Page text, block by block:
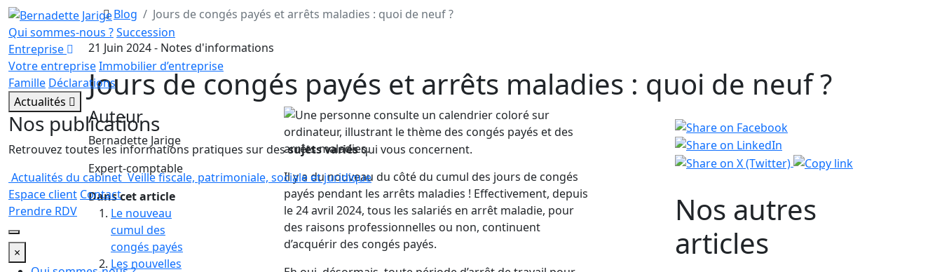
Qui sommes-nous ?Succession
Entreprise
Votre entrepriseImmobilier d’entreprise
Famille Déclarations
Actualités
Nos publications
Retrouvez toutes les informations pratiques sur dessujets variésqui vous concernent.
Actualités du cabinet Veille fiscale, patrimoniale, sociale et juridique
Espace client Contact
Prendre RDV
×
Blog Jours de congés payés et arrêts maladies : quoi de neuf ?
21 Juin 2024 - Notes d'informations
Jours de congés payés et arrêts maladies : quoi de neuf ?
Auteur
Bernadette Jarige
Expert-comptable
Dans cet article
Le nouveau
cumul des
congés payés
Les nouvelles
Il y a du nouveau du côté du cumul des jours de congés
payés pendant les arrêts maladies ! Effectivement, depuis
le 24 avril 2024, tous les salariés en arrêt maladie, pour
des raisons professionnelles ou non, continuent
d’acquérir des congés payés.
Nos autres
articles